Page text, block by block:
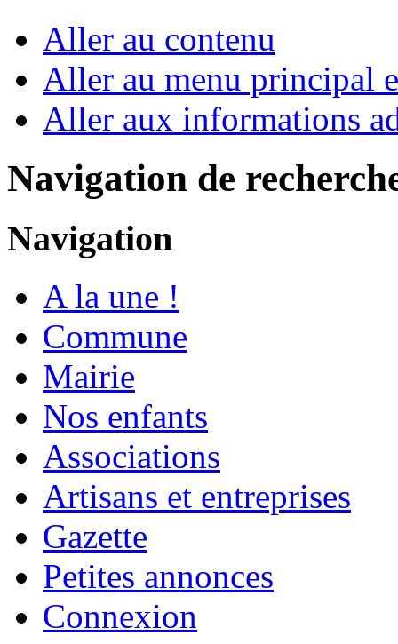
Aller au contenu
Aller au menu principal
Aller aux informations
Navigation de
Navigation
A la une !
Commune
Mairie
Nos enfants
Associations
Artisans et entreprises
Gazette
Petites annonces
Connexion